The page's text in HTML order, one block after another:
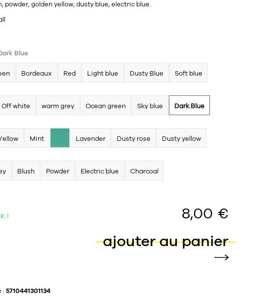
powder, golden yellow, dusty blue, electric blue.
Blue
Bordeaux Red Light blue Dusty Blue Soft blue
Off white warm grey Ocean green Sky blue Dark Blue
Mint Lavender Dusty rose Dusty yellow
Blush Powder Electric blue Charcoal
!
8,00 €
ajouter au panier
: 5710441301134